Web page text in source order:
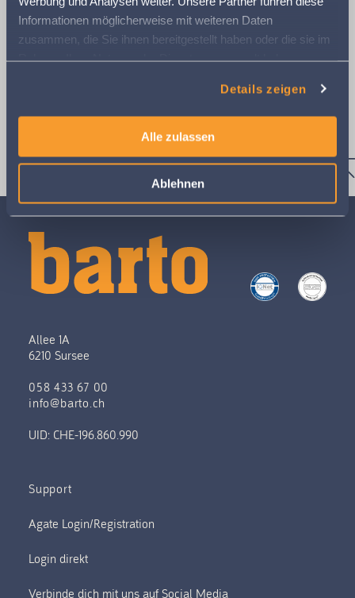
Informationen möglicherweise mit weiteren Daten
zusammen, die Sie ihnen bereitgestellt haben oder die sie im
Rahmen Ihrer Nutzung der Dienste gesammelt haben.
Details zeigen
Alle zulassen
Ablehnen
Tipps und Tricks
Allee 1A
6210 Sursee
058 433 67 00
info@barto.ch
UID: CHE-196.860.990
Support
Verbinde dich mit uns auf Social Media